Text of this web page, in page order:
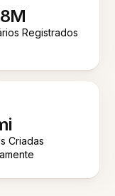
Registrados
Criadas